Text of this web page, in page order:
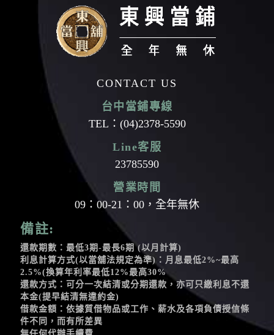
CONTACT US
台中當鋪專線
TEL： (04)2378-5590
Line客服
23785590
營業時間
09：00-21：00，全年無休
備註:
還款期數：最低3期-最長6期 (以月計算)
利息計算方式(以當舖法規定為準)：月息最低2%~最高
2.5%(換算年利率最低12%最高30%
還款方式：可分一次結清或分期還款，亦可只繳利息不還
本金(提早結清無違約金)
借款金額：依據質借物品或工作、薪水及各項負債授信條
件不同，而有所差異